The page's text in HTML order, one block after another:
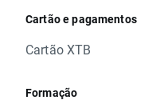
Cartão e pagamentos
Cartão XTB
Formação